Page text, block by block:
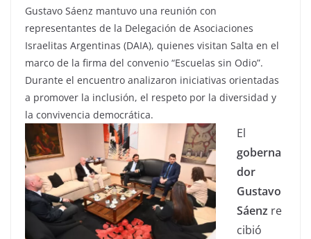
Gustavo Sáenz mantuvo una reunión con
representantes de la Delegación de Asociaciones
Israelitas Argentinas (DAIA), quienes visitan Salta en el
marco de la firma del convenio “Escuelas sin Odio”.
Durante el encuentro analizaron iniciativas orientadas
a promover la inclusión, el respeto por la diversidad y
la convivencia democrática.
El
goberna
dor
Gustavo
Sáenz re
cibió